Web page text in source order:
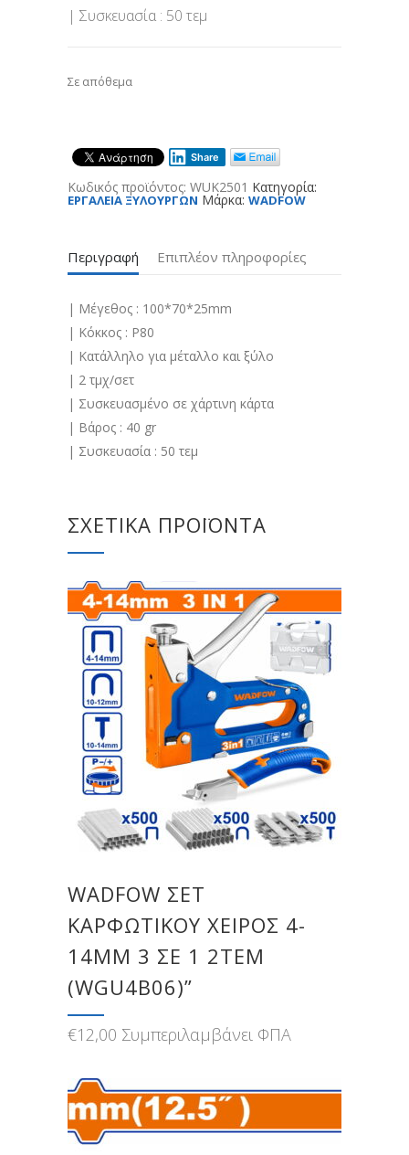
| Συσκευασία : 50 τεμ
Σε απόθεμα
Share
Κωδικός προϊόντος: WUK2501 Κατηγορία:
ΕΡΓΑΛΕΙΑ ΞΥΛΟΥΡΓΩΝ Μάρκα: WADFOW
Περιγραφή Επιπλέον πληροφορίες
| Μέγεθος : 100*70*25mm
| Κόκκος : P80
| Κατάλληλο για μέταλλο και ξύλο
| 2 τμχ/σετ
| Συσκευασμένο σε χάρτινη κάρτα
| Βάρος : 40 gr
| Συσκευασία : 50 τεμ
ΣΧΕΤΙΚΆ ΠΡΟΪΌΝΤΑ
WADFOW ΣΕΤ
ΚΑΡΦΩΤΙΚΟΥ ΧΕΙΡΟΣ 4-
14MM 3 ΣΕ 1 2ΤΕΜ
(WGU4B06)”
€12,00 Συμπεριλαμβάνει ΦΠΑ